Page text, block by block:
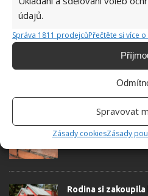
údajů.
Správa 1811 prodejcůPřečtěte si více
Spravovat
Zásady cookiesZásady
SOUVISEJÍCÍ ČLÁNKY
Cihly, nebo
zabývá mnoho lidí
Rodina si